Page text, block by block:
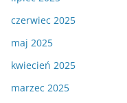
czerwiec 2025
maj 2025
kwiecień 2025
marzec 2025